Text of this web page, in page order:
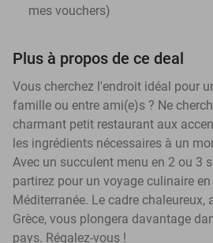
mes vouchers)
Plus à propos de ce deal
Vous cherchez l'endroit idéal pour
famille ou entre ami(e)s ? Ne
charmant petit restaurant aux
les ingrédients nécessaires à un
Avec un succulent menu en 2 ou 3
partirez pour un voyage culinaire
Méditerranée. Le cadre chaleureux,
Grèce, vous plongera davantage
pays. Régalez-vous !